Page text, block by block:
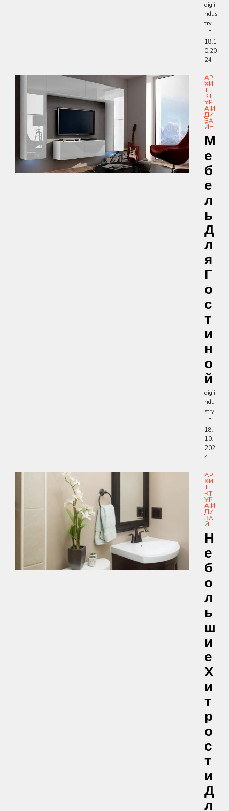
digii
ndus
try
18.1
0.20
24
АР
ХИ
ТЕ
КТ
УР
А И
ДИ
ЗА
ЙН
М
Е
Б
Е
Л
Ь
Д
Л
Я
Г
О
С
Т
И
Н
О
Й
digii
ndu
stry
18.
10.
202
4
АР
ХИ
ТЕ
КТ
УР
А И
ДИ
ЗА
ЙН
Н
Е
Б
О
Л
Ь
Ш
И
Е
Х
И
Т
Р
О
С
Т
И
Д
Л